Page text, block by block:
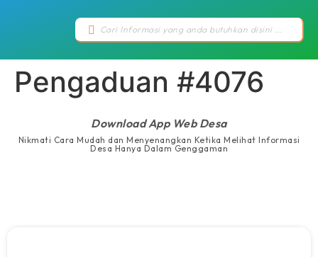
Pengaduan #4076
Download App Web Desa
Nikmati Cara Mudah dan Menyenangkan Ketika Melihat Informasi
Desa Hanya Dalam Genggaman